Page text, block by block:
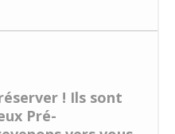
! Ils sont
Pré-